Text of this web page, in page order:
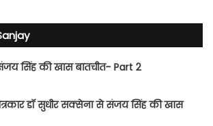
सिंह की खास बातचीत- Part 2
डॉ सुधीर सक्सेना से संजय सिंह की खास